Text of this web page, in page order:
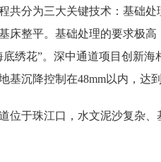
共分为三大关键技术：基础
床整平。基础处理的要求极
绣花”。深中通道项目创新
基沉降控制在48mm以内，达
位于珠江口，水文泥沙复杂